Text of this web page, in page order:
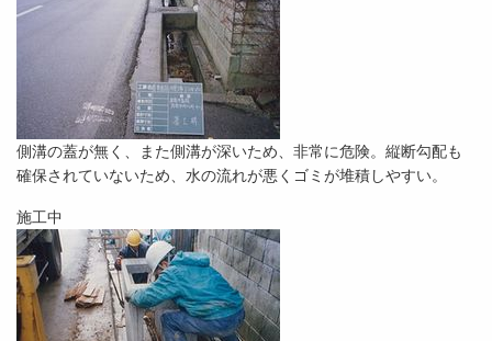
側溝の蓋が無く、また側溝が深いため、非常に危険。縦断勾配も
確保されていないため、水の流れが悪くゴミが堆積しやすい。
施工中